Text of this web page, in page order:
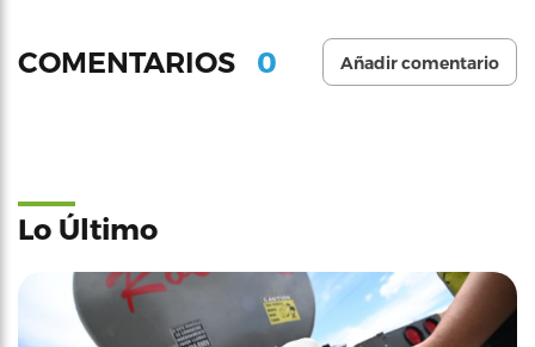
COMENTARIOS 0 Añadir comentario
Lo Último